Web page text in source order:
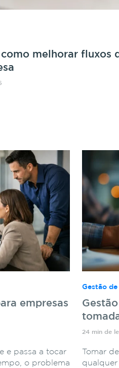
melhorar fluxos
empresas
e passa a tocar
o problema
Gestão
24 min de
Tomar